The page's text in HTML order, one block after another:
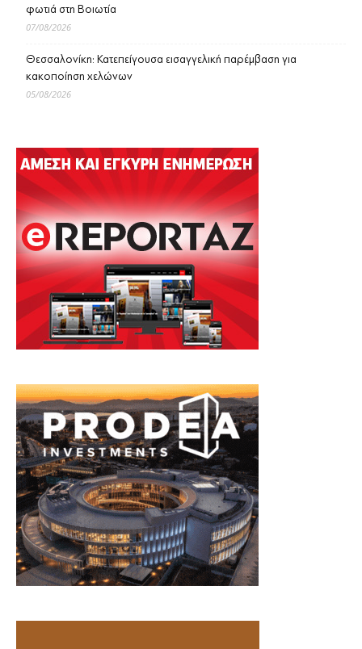
φωτιά στη Βοιωτία
07/08/2026
Θεσσαλονίκη: Κατεπείγουσα εισαγγελική παρέμβαση για
κακοποίηση χελώνων
05/08/2026